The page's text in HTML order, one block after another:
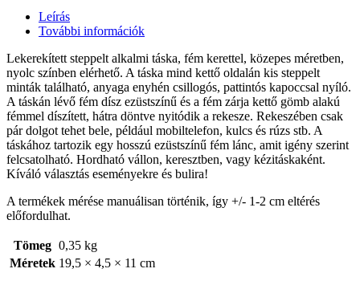
Leírás
További információk
Lekerekített steppelt alkalmi táska, fém kerettel, közepes méretben,
nyolc színben elérhető. A táska mind kettő oldalán kis steppelt
minták található, anyaga enyhén csillogós, pattintós kapoccsal nyíló.
A táskán lévő fém dísz ezüstszínű és a fém zárja kettő gömb alakú
fémmel díszített, hátra döntve nyitódik a rekesze. Rekeszében csak
pár dolgot tehet bele, például mobiltelefon, kulcs és rúzs stb. A
táskához tartozik egy hosszú ezüstszínű fém lánc, amit igény szerint
felcsatolható. Hordható vállon, keresztben, vagy kézitáskaként.
Kíváló választás eseményekre és bulira!
A termékek mérése manuálisan történik, így +/- 1-2 cm eltérés
előfordulhat.
Tömeg 0,35 kg
Méretek 19,5 × 4,5 × 11 cm